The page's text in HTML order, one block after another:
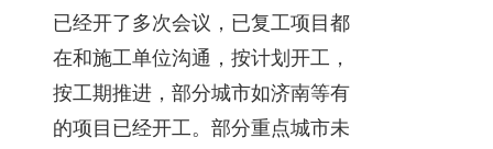
已经开了多次会议，已复工项目都
在和施工单位沟通，按计划开工，
按工期推进，部分城市如济南等有
的项目已经开工。部分重点城市未